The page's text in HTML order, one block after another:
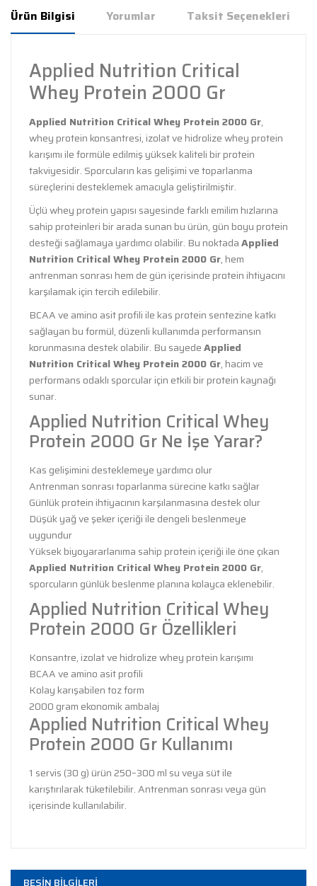
Ürün Bilgisi Yorumlar Taksit Seçenekleri
Applied Nutrition Critical
Whey Protein 2000 Gr
Applied Nutrition Critical Whey Protein 2000 Gr,
whey protein konsantresi, izolat ve hidrolize whey protein
karışımı ile formüle edilmiş yüksek kaliteli bir protein
takviyesidir. Sporcuların kas gelişimi ve toparlanma
süreçlerini desteklemek amacıyla geliştirilmiştir.
Üçlü whey protein yapısı sayesinde farklı emilim hızlarına
sahip proteinleri bir arada sunan bu ürün, gün boyu protein
desteği sağlamaya yardımcı olabilir. Bu noktadaApplied
Nutrition Critical Whey Protein 2000 Gr, hem
antrenman sonrası hem de gün içerisinde protein ihtiyacını
karşılamak için tercih edilebilir.
BCAA ve amino asit profili ile kas protein sentezine katkı
sağlayan bu formül, düzenli kullanımda performansın
korunmasına destek olabilir. Bu sayedeApplied
Nutrition Critical Whey Protein 2000 Gr, hacim ve
performans odaklı sporcular için etkili bir protein kaynağı
sunar.
Applied Nutrition Critical Whey
Protein 2000 Gr Ne İşe Yarar?
Kas gelişimini desteklemeye yardımcı olur
Antrenman sonrası toparlanma sürecine katkı sağlar
Günlük protein ihtiyacının karşılanmasına destek olur
Düşük yağ ve şeker içeriği ile dengeli beslenmeye
uygundur
Yüksek biyoyararlanıma sahip protein içeriği ile öne çıkan
Applied Nutrition Critical Whey Protein 2000 Gr,
sporcuların günlük beslenme planına kolayca eklenebilir.
Applied Nutrition Critical Whey
Protein 2000 Gr Özellikleri
Konsantre, izolat ve hidrolize whey protein karışımı
BCAA ve amino asit profili
Kolay karışabilen toz form
2000 gram ekonomik ambalaj
Applied Nutrition Critical Whey
Protein 2000 Gr Kullanımı
1 servis (30 g) ürün 250–300 ml su veya süt ile
karıştırılarak tüketilebilir. Antrenman sonrası veya gün
içerisinde kullanılabilir.
Bu ürüne ilk yorumu siz yapın!
diğer konularda yetersiz gördüğünüz noktaları öneri
BESİN BİLGİLERİ